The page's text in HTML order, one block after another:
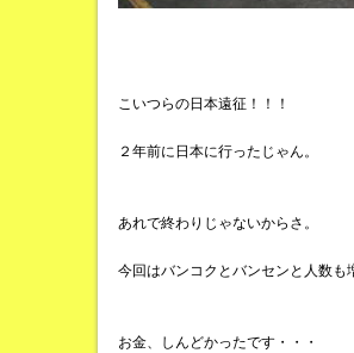
こいつらの日本遠征！！！
２年前に日本に行ったじゃん。
あれで終わりじゃないからさ。
今回はバンコクとバンセンと人数も
お金、しんどかったです・・・